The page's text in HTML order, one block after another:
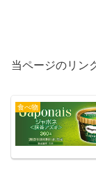
当ページのリン
食べ物